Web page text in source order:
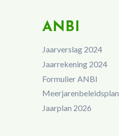
ANBI
Jaarverslag 2024
Jaarrekening 2024
Formulier ANBI
Meerjarenbeleidsplan
Jaarplan 2026